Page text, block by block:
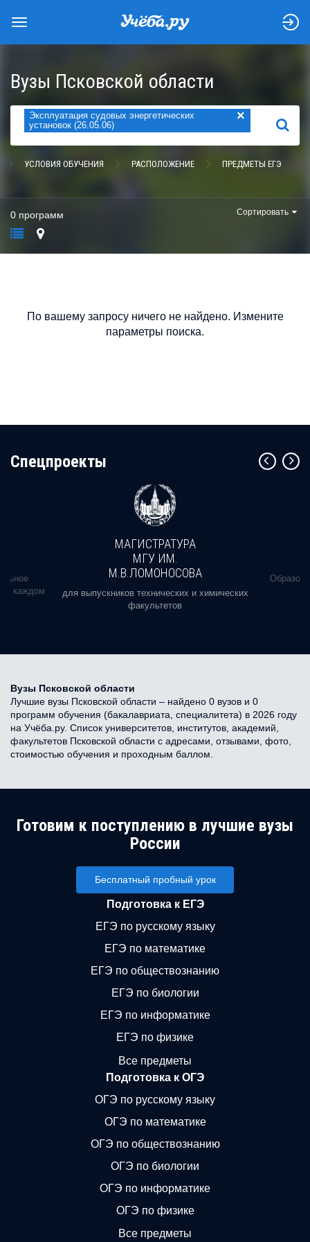
Вузы Псковской области
Эксплуатация судовых энергетических
установок (26.05.06)
×
НАЙТИ
УСЛОВИЯ ОБУЧЕНИЯ РАСПОЛОЖЕНИЕ ПРЕДМЕТЫ ЕГЭ
0 программ Сортировать
По вашему запросу ничего не найдено. Измените
параметры поиска.
Cпецпроекты
в каждом
МАГИСТРАТУРА
МГУ ИМ.
М.В.ЛОМОНОСОВА
для выпускников технических и химических
факультетов
Вузы Псковской области
Лучшие вузы Псковской области – найдено 0 вузов и 0
программ обучения (бакалавриата, специалитета) в 2026 году
на Учёба.ру. Список университетов, институтов, академий,
факультетов Псковской области с адресами, отзывами, фото,
стоимостью обучения и проходным баллом.
Готовим к поступлению в лучшие вузы
России
Бесплатный пробный урок
Подготовка к ЕГЭ
ЕГЭ по русскому языку
ЕГЭ по математике
ЕГЭ по обществознанию
ЕГЭ по биологии
ЕГЭ по информатике
ЕГЭ по физике
Все предметы
Подготовка к ОГЭ
ОГЭ по русскому языку
ОГЭ по математике
ОГЭ по обществознанию
ОГЭ по биологии
ОГЭ по информатике
ОГЭ по физике
Все предметы